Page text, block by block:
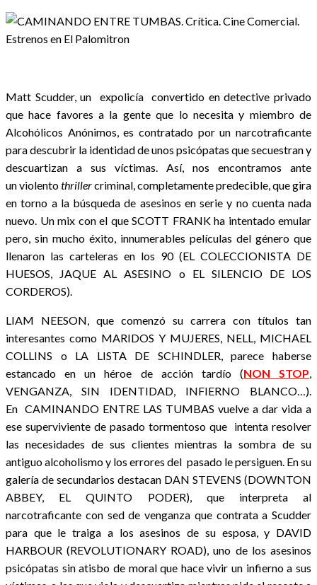
Matt Scudder, un expolicía convertido en detective privado
que hace favores a la gente que lo necesita y miembro de
Alcohólicos Anónimos, es contratado por un narcotraficante
para descubrir la identidad de unos psicópatas que secuestran y
descuartizan a sus víctimas. Así, nos encontramos ante
un violentothrillercriminal, completamente predecible, que gira
en torno a la búsqueda de asesinos en serie y no cuenta nada
nuevo. Un mix con el que SCOTT FRANK ha intentado emular
pero, sin mucho éxito, innumerables películas del género que
llenaron las carteleras en los 90 (EL COLECCIONISTA DE
HUESOS, JAQUE AL ASESINO o EL SILENCIO DE LOS
CORDEROS).
LIAM NEESON, que comenzó su carrera con títulos tan
interesantes como MARIDOS Y MUJERES, NELL, MICHAEL
COLLINS o LA LISTA DE SCHINDLER, parece haberse
estancado en un héroe de acción tardío (NON STOP,
VENGANZA, SIN IDENTIDAD, INFIERNO BLANCO…).
En CAMINANDO ENTRE LAS TUMBAS vuelve a dar vida a
ese superviviente de pasado tormentoso que intenta resolver
las necesidades de sus clientes mientras la sombra de su
antiguo alcoholismo y los errores del pasado le persiguen. En su
galería de secundarios destacan DAN STEVENS (DOWNTON
ABBEY, EL QUINTO PODER), que interpreta al
narcotraficante con sed de venganza que contrata a Scudder
para que le traiga a los asesinos de su esposa, y DAVID
HARBOUR (REVOLUTIONARY ROAD), uno de los asesinos
psicópatas sin atisbo de moral que hace vivir un infierno a sus